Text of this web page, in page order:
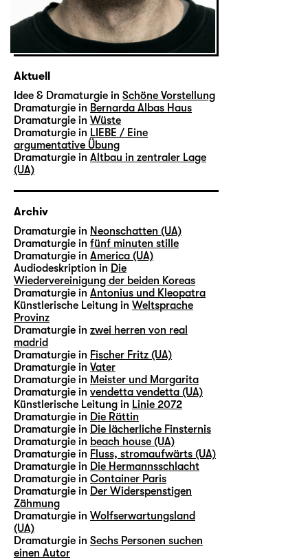
Aktuell
Idee & Dramaturgie in Schöne Vorstellung
Dramaturgie in Bernarda Albas Haus
Dramaturgie in Wüste
Dramaturgie in LIEBE / Eine
argumentative Übung
Dramaturgie in Altbau in zentraler Lage
(UA)
Archiv
Dramaturgie in Neonschatten (UA)
Dramaturgie in fünf minuten stille
Dramaturgie in America (UA)
Audiodeskription in Die
Wiedervereinigung der beiden Koreas
Dramaturgie in Antonius und Kleopatra
Künstlerische Leitung in Weltsprache
Provinz
Dramaturgie in zwei herren von real
madrid
Dramaturgie in Fischer Fritz (UA)
Dramaturgie in Vater
Dramaturgie in Meister und Margarita
Dramaturgie in vendetta vendetta (UA)
Künstlerische Leitung in Linie 2072
Dramaturgie in Die Rättin
Dramaturgie in Die lächerliche Finsternis
Dramaturgie in beach house (UA)
Dramaturgie in Fluss, stromaufwärts (UA)
Dramaturgie in Die Hermannsschlacht
Dramaturgie in Container Paris
Dramaturgie in Der Widerspenstigen
Zähmung
Dramaturgie in Wolfserwartungsland
(UA)
Dramaturgie in Sechs Personen suchen
einen Autor